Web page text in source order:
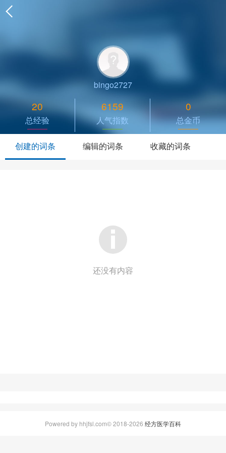
bingo2727
20
总经验
6159
人气指数
0
总金币
创建的词条 编辑的词条 收藏的词条
还没有内容
Powered by hhjfsl.com© 2018-2026 经方医学百科